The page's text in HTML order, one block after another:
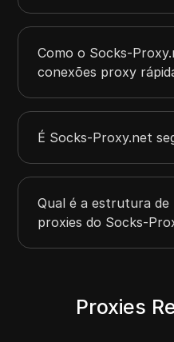
Como o Socks-
conexões proxy
É Socks-Proxy.net
Qual é a estrutura de
proxies do Socks-
Proxies